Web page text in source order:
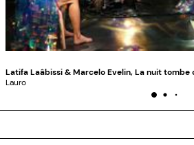
Latifa Laâbissi & Marcelo Evelin, La nuit tombe
Lauro